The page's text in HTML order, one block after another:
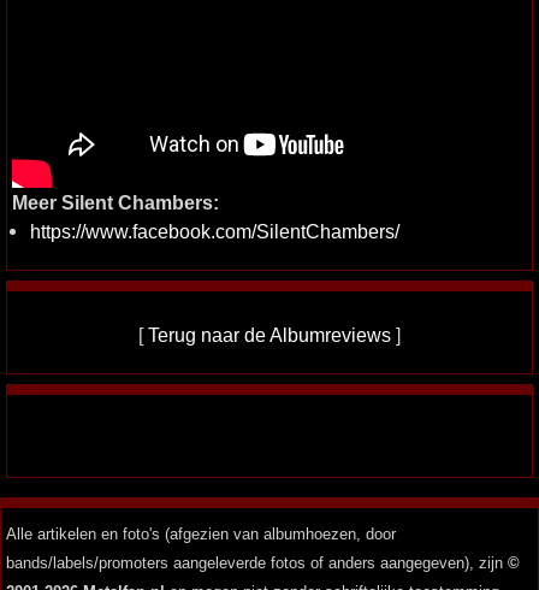
Meer Silent Chambers:
https://www.facebook.com/SilentChambers/
[Terug naar de Albumreviews ]
Alle artikelen en foto's (afgezien van albumhoezen, door
bands/labels/promoters aangeleverde fotos of anders aangegeven), zijn ©